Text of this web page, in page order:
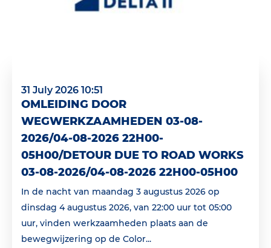
31 July 2026 10:51
OMLEIDING DOOR
WEGWERKZAAMHEDEN 03-08-
2026/04-08-2026 22H00-
05H00/DETOUR DUE TO ROAD WORKS
03-08-2026/04-08-2026 22H00-05H00
In de nacht van maandag 3 augustus 2026 op
dinsdag 4 augustus 2026, van 22:00 uur tot 05:00
uur, vinden werkzaamheden plaats aan de
bewegwijzering op de Color...